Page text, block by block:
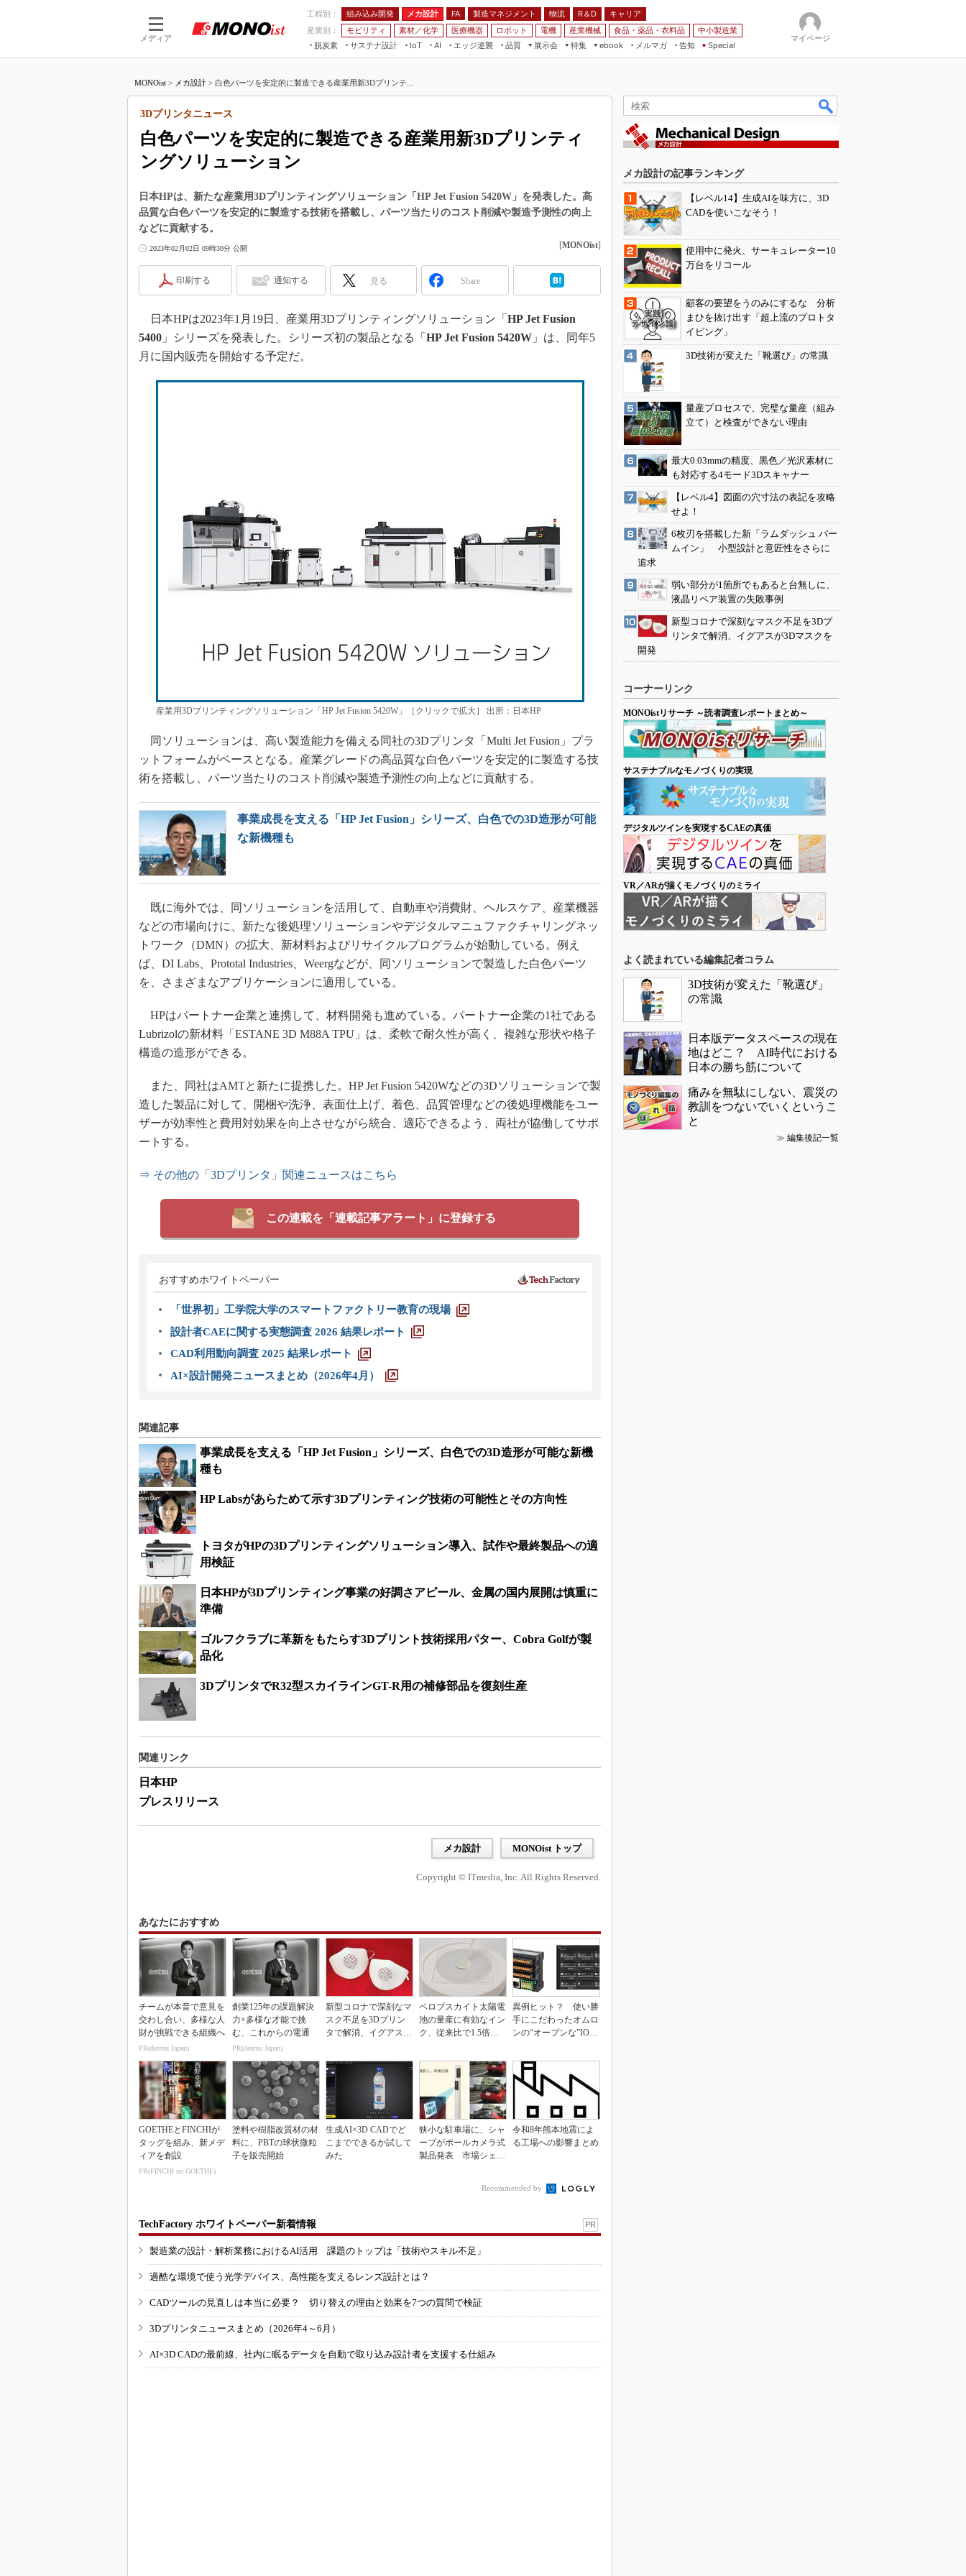
メディア
工程別： 組み込み開発 メカ設計 FA 製造マネジメント 物流 R＆D
キャリア
産業別：
モビリティ 素材／化学 医療機器 ロボット 電機 産業機械 食品・薬品・衣料品
中小製造業
脱炭素
サステナ設計
IoT
つながる工場
AI
AI×設備保全
エッジ逆襲 品質
展示会
JIMTOF
IIFES
TECHNO-FRONTIER
EdgeTech+
日本ものづくりワールド
AUTOMOTIVE WORLD
産業オープンネット展
特集
VR／AR
組み込み画像技術
組み込みモデリング
ISO26262
3Dプリンタ
海外生産
グローバル設計・開発
制御セキュリティ
ebook
FA
メルマガ
告知 Special
マイページ
MONOist > メカ設計 > 白色パーツを安定的に製造できる産業用新3Dプリンテ...
白色パーツを安定的に製造できる産業用新3Dプリンティ
ングソリューション
3Dプリンタニュース
日本HPは、新たな産業用3Dプリンティングソリューション「HP Jet Fusion 5420W」を発表した。高
品質な白色パーツを安定的に製造する技術を搭載し、パーツ当たりのコスト削減や製造予測性の向上
などに貢献する。
2023年02月02日 09時30分 公開 [MONOist]
印刷する 通知する 見る Share
日本HPは2023年1月19日、産業用3Dプリンティングソリューション「 HP Jet Fusion
5400 」シリーズを発表した。シリーズ初の製品となる「 HP Jet Fusion 5420W 」は、同年5
月に国内販売を開始する予定だ。
産業用3Dプリンティングソリューション「HP Jet Fusion 5420W」［クリックで拡大］ 出所：日本HP
同ソリューションは、高い製造能力を備える同社の3Dプリンタ「Multi Jet Fusion」プラ
ットフォームがベースとなる。産業グレードの高品質な白色パーツを安定的に製造する技
術を搭載し、パーツ当たりのコスト削減や製造予測性の向上などに貢献する。
事業成長を支える「HP Jet Fusion」シリーズ、白色での3D造形が可能
な新機種も
既に海外では、同ソリューションを活用して、自動車や消費財、ヘルスケア、産業機器
などの市場向けに、新たな後処理ソリューションやデジタルマニュファクチャリングネッ
トワーク（DMN）の拡大、新材料およびリサイクルプログラムが始動している。例え
ば、DI Labs、Prototal Industries、Weergなどが、同ソリューションで製造した白色パーツ
を、さまざまなアプリケーションに適用している。
HPはパートナー企業と連携して、材料開発も進めている。パートナー企業の1社である
Lubrizolの新材料「ESTANE 3D M88A TPU」は、柔軟で耐久性が高く、複雑な形状や格子
構造の造形ができる。
また、同社はAMTと新たに提携した。HP Jet Fusion 5420Wなどの3Dソリューションで製
造した製品に対して、開梱や洗浄、表面仕上げ、着色、品質管理などの後処理機能をユー
ザーが効率性と費用対効果を向上させながら統合、適応できるよう、両社が協働してサポ
ートする。
⇒ その他の「3Dプリンタ」関連ニュースはこちら
この連載を「連載記事アラート」に登録する
おすすめホワイトペーパー
「世界初」工学院大学のスマートファクトリー教育の現場
設計者CAEに関する実態調査 2026 結果レポート
CAD利用動向調査 2025 結果レポート
AI×設計開発ニュースまとめ（2026年4月）
関連記事
事業成長を支える「HP Jet Fusion」シリーズ、白色での3D造形が可能な新機
種も
HP Labsがあらためて示す3Dプリンティング技術の可能性とその方向性
トヨタがHPの3Dプリンティングソリューション導入、試作や最終製品への適
用検証
日本HPが3Dプリンティング事業の好調さアピール、金属の国内展開は慎重に
準備
ゴルフクラブに革新をもたらす3Dプリント技術採用パター、Cobra Golfが製
品化
3DプリンタでR32型スカイラインGT-R用の補修部品を復刻生産
関連リンク
日本HP
プレスリリース
メカ設計 MONOist トップ
Copyright © ITmedia, Inc. All Rights Reserved.
あなたにおすすめ
チームが本音で意見を
交わし合い、多様な人
財が挑戦できる組織へ
PR(dentsu Japan)
創業125年の課題解決
力×多様な才能で挑
む、これからの電通
PR(dentsu Japan)
新型コロナで深刻なマ
スク不足を3Dプリン
タで解消、イグアスが
ペロブスカイト太陽電
池の量産に有効なイン
ク、従来比で1.5倍の
異例ヒット？ 使い勝
手にこだわったオムロ
ンの“オープンな”IO-L
GOETHEとFINCHIが
タッグを組み、新メデ
ィアを創設
PR(FINCHI on GOETHE)
塗料や樹脂改質材の材
料に、PBTの球状微粒
子を販売開始
生成AI×3D CADでど
こまでできるか試して
みた
狭小な駐車場に、シャ
ープがポールカメラ式
製品発表 市場シェア
令和8年熊本地震によ
る工場への影響まとめ
Recommended by
TechFactory ホワイトペーパー新着情報 PR
製造業の設計・解析業務におけるAI活用 課題のトップは「技術やスキル不足」
過酷な環境で使う光学デバイス、高性能を支えるレンズ設計とは？
CADツールの見直しは本当に必要？ 切り替えの理由と効果を7つの質問で検証
3Dプリンタニュースまとめ（2026年4～6月）
AI×3D CADの最前線、社内に眠るデータを自動で取り込み設計者を支援する仕組み
メカ設計の記事ランキング
【レベル14】生成AIを味方に、3D
CADを使いこなそう！
使用中に発火、サーキュレーター10
万台をリコール
顧客の要望をうのみにするな 分析
まひを抜け出す「超上流のプロトタ
イピング」
3D技術が変えた「靴選び」の常識
量産プロセスで、完璧な量産（組み
立て）と検査ができない理由
最大0.03mmの精度、黒色／光沢素材に
も対応する4モード3Dスキャナー
【レベル4】図面の穴寸法の表記を攻略
せよ！
6枚刃を搭載した新「ラムダッシュ パー
ムイン」 小型設計と意匠性をさらに
追求
弱い部分が1箇所でもあると台無しに、
液晶リペア装置の失敗事例
新型コロナで深刻なマスク不足を3Dプ
リンタで解消、イグアスが3Dマスクを
開発
コーナーリンク
MONOistリサーチ ～読者調査レポートまとめ～
サステナブルなモノづくりの実現
デジタルツインを実現するCAEの真価
VR／ARが描くモノづくりのミライ
よく読まれている編集記者コラム
3D技術が変えた「靴選び」
の常識
日本版データスペースの現在
地はどこ？ AI時代における
日本の勝ち筋について
痛みを無駄にしない、震災の
教訓をつないでいくというこ
と
≫ 編集後記一覧